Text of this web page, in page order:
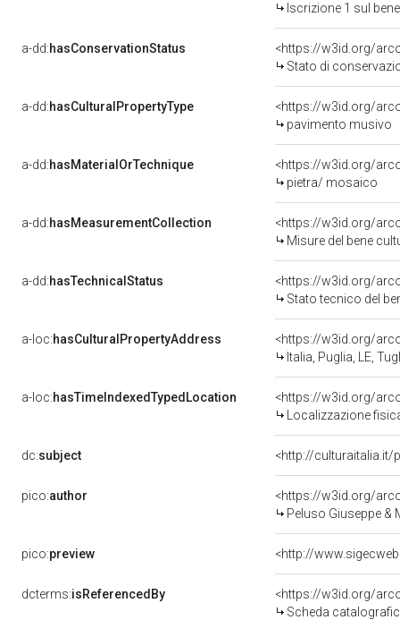
Iscrizione 1 sul
a-dd:hasConservationStatus
<https://w3id.org/
Stato di
a-dd:hasCulturalPropertyType
<https://w3id.org/
pavimento musivo
a-dd:hasMaterialOrTechnique
<https://w3id.org/
pietra/ mosaico
a-dd:hasMeasurementCollection
<https://w3id.org/
Misure del bene
a-dd:hasTechnicalStatus
<https://w3id.org/
Stato tecnico del
a-loc:hasCulturalPropertyAddress
<https://w3id.org/
Italia, Puglia, LE,
a-loc:hasTimeIndexedTypedLocation
<https://w3id.org/
Localizzazione
dc:subject <http://culturaitalia.it/
pico:author
<https://w3id.org/
Peluso Giuseppe &
pico:preview <http://
dcterms:isReferencedBy
<https://w3id.org/
Scheda